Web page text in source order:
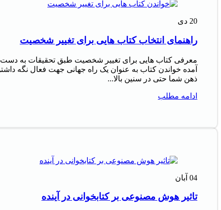
20 دی
راهنمای انتخاب کتاب هایی برای تغییر شخصیت
معرفی کتاب هایی برای تغییر شخصیت طبق تحقیقات به دست
آمده خواندن کتاب به عنوان یک راه جهانی جهت فعال نگه
ذهن شما حتی در سنین بالا...
ادامه مطلب
04 آبان
تاثیر هوش مصنوعی بر کتابخوانی در آینده